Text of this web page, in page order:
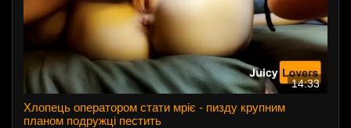
14:33
Хлопець оператором стати мріє - пизду крупним
планом подружці пестить